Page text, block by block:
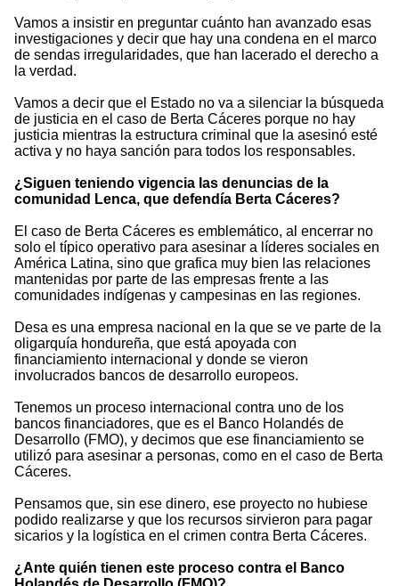
Vamos a insistir en preguntar cuánto han avanzado esas
investigaciones y decir que hay una condena en el marco
de sendas irregularidades, que han lacerado el derecho a
la verdad.
Vamos a decir que el Estado no va a silenciar la búsqueda
de justicia en el caso de Berta Cáceres porque no hay
justicia mientras la estructura criminal que la asesinó esté
activa y no haya sanción para todos los responsables.
¿Siguen teniendo vigencia las denuncias de la
comunidad Lenca, que defendía Berta Cáceres?
El caso de Berta Cáceres es emblemático, al encerrar no
solo el típico operativo para asesinar a líderes sociales en
América Latina, sino que grafica muy bien las relaciones
mantenidas por parte de las empresas frente a las
comunidades indígenas y campesinas en las regiones.
Desa es una empresa nacional en la que se ve parte de la
oligarquía hondureña, que está apoyada con
financiamiento internacional y donde se vieron
involucrados bancos de desarrollo europeos.
Tenemos un proceso internacional contra uno de los
bancos financiadores, que es el Banco Holandés de
Desarrollo (FMO), y decimos que ese financiamiento se
utilizó para asesinar a personas, como en el caso de Berta
Cáceres.
Pensamos que, sin ese dinero, ese proyecto no hubiese
podido realizarse y que los recursos sirvieron para pagar
sicarios y la logística en el crimen contra Berta Cáceres.
¿Ante quién tienen este proceso contra el Banco